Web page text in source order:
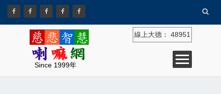
Since 1999年
線上大德： 48951